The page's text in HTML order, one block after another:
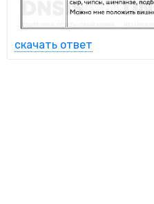
скачать ответ